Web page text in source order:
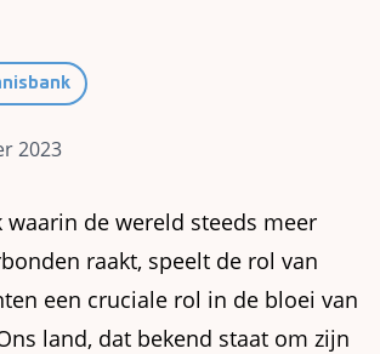
2023
waarin de wereld steeds meer
raakt, speelt de rol van
een cruciale rol in de bloei van
land, dat bekend staat om zijn